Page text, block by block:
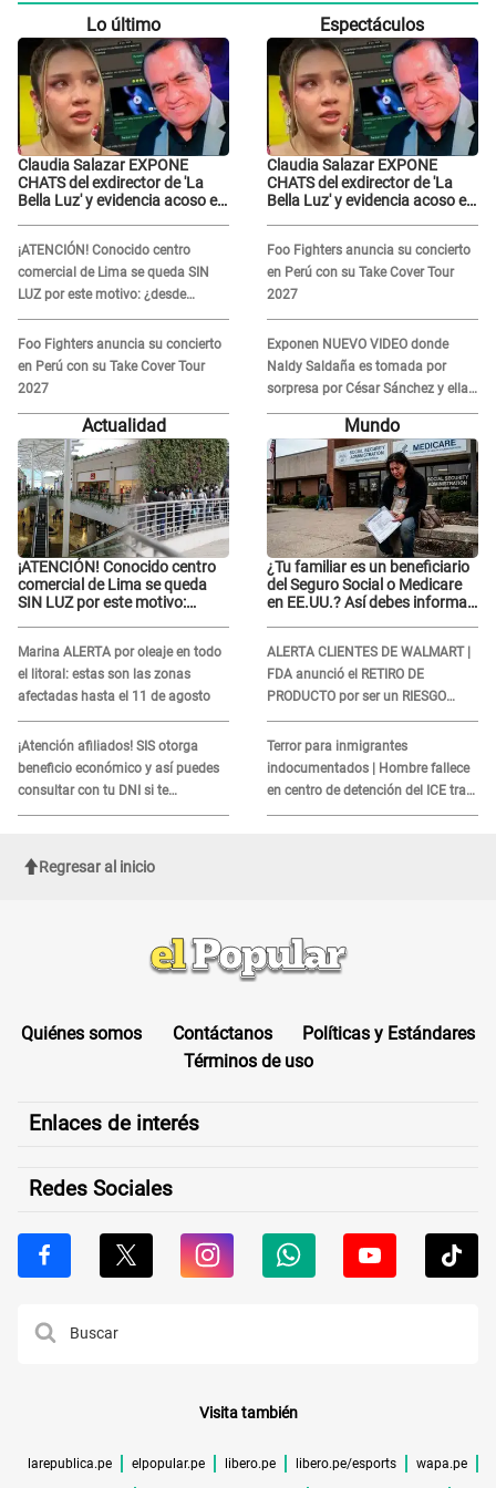
Lo último
Claudia Salazar EXPONE
CHATS del exdirector de 'La
Bella Luz' y evidencia acoso e
¡ATENCIÓN! Conocido centro
comercial de Lima se queda SIN
LUZ por este motivo: ¿desde
cuándo atenderá?
Foo Fighters anuncia su concierto
en Perú con su Take Cover Tour
2027
Espectáculos
Claudia Salazar EXPONE
CHATS del exdirector de 'La
Bella Luz' y evidencia acoso e
Foo Fighters anuncia su concierto
en Perú con su Take Cover Tour
2027
Exponen NUEVO VIDEO donde
Naldy Saldaña es tomada por
sorpresa por César Sánchez y ella
evidencia su REACCIÓN: Le agarró
Actualidad
¡ATENCIÓN! Conocido centro
comercial de Lima se queda
SIN LUZ por este motivo:
Marina ALERTA por oleaje en todo
el litoral: estas son las zonas
afectadas hasta el 11 de agosto
¡Atención afiliados! SIS otorga
beneficio económico y así puedes
consultar con tu DNI si te
corresponde
Mundo
¿Tu familiar es un beneficiario
del Seguro Social o Medicare
en EE.UU.? Así debes informar
ALERTA CLIENTES DE WALMART |
FDA anunció el RETIRO DE
PRODUCTO por ser un RIESGO
MORTAL para consumidores: ¿Cuál
es?
Terror para inmigrantes
indocumentados | Hombre fallece
en centro de detención del ICE tras
sufrir una "emergencia médica"
Regresar al inicio
Quiénes somos Contáctanos
Políticas y Estándares
Términos de uso
Enlaces de interés
Redes Sociales
Visita también
larepublica.pe elpopular.pe libero.pe libero.pe/esports wapa.pe